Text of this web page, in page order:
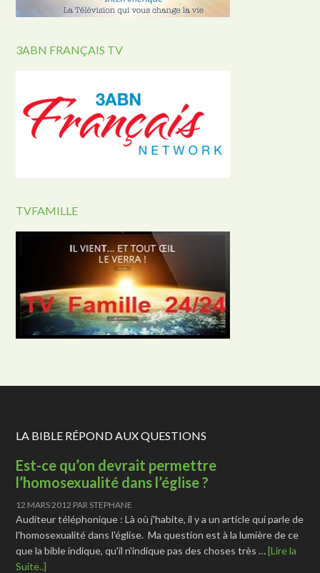
3ABN FRANÇAIS TV
TVFAMILLE
LA BIBLE RÉPOND AUX QUESTIONS
Est-ce qu’on devrait permettre
l’homosexualité dans l’église ?
12 MARS 2012 PAR STEPHANE
Auditeur téléphonique : Là où j'habite, il y a un article qui parle de
l'homosexualité dans l'église. Ma question est à la lumière de ce
que la bible indique, qu'il n'indique pas des choses très …[Lire la
Suite..]